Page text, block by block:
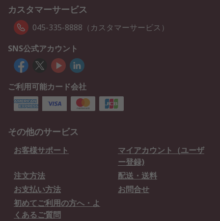
カスタマーサービス
045-335-8888（カスタマーサービス）
SNS公式アカウント
ご利用可能カード会社
その他のサービス
お客様サポート
マイアカウント（ユーザ
ー登録)
注文方法
配送・送料
お支払い方法
お問合せ
初めてご利用の方へ・よ
くあるご質問